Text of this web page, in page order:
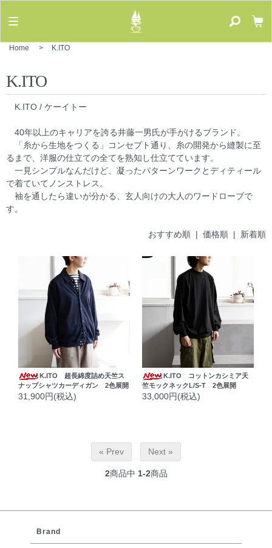
Home > K.ITO
K.ITO
K.ITO / ケーイトー
40年以上のキャリアを誇る井藤一男氏が手がけるブランド。
「糸から生地をつくる」コンセプト通り、糸の開発から縫製に至
るまで、洋服の仕立ての全てを熟知し仕立てています。
一見シンプルなんだけど、凝ったパターンワークとディティール
で着ていてノンストレス。
袖を通したら違いが分かる、玄人向けの大人のワードローブで
す。
おすすめ順 | 価格順 | 新着順
K.ITO 超長綿度詰め天竺ス
ナップシャツカーディガン 2色展開
31,900円(税込)
K.ITO コットンカシミア天
竺モックネックL/S-T 2色展開
33,000円(税込)
« Prev Next »
2商品中 1-2商品
Brand